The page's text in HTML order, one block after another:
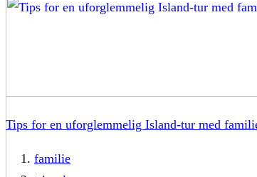
Tips for en uforglemmelig Island-tur med
familie